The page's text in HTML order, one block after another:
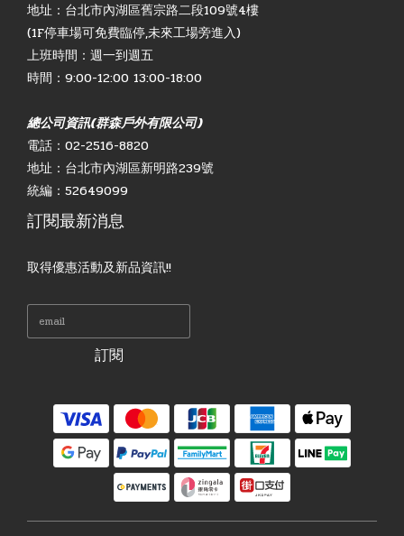
地址：台北市內湖區舊宗路二段109號4樓
(1F停車場可免費臨停,未來工場旁進入)
上班時間：週一到週五
時間：9:00-12:00 13:00-18:00
總公司資訊(群森戶外有限公司)
電話：02-2516-8820
地址：台北市內湖區新明路239號
統編：52649099
訂閱最新消息
取得優惠活動及新品資訊!!
訂閱